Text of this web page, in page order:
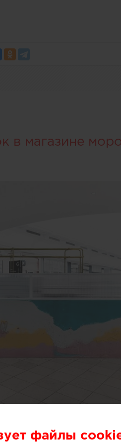
в магазине
расположенного в
файлы